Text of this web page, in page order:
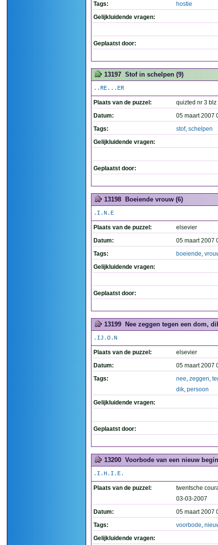
Tags:
hostie
Gelijkluidende vragen:
Geplaatst door:
13197 Stof in schelpen (9)
..RE...ER
Plaats van de puzzel:
quizted nr 3 blz
Datum:
05 maart 2007
Tags:
stof, schelpen
Gelijkluidende vragen:
Geplaatst door:
13198 Boeiende vrouw (6)
.I.N.E
Plaats van de puzzel:
elsevier
Datum:
05 maart 2007
Tags:
boeiende,
Gelijkluidende vragen:
Geplaatst door:
13199 Nee zeggen tegen een dom,
.IJ.O.N
Plaats van de puzzel:
elsevier
Datum:
05 maart 2007
Tags:
nee, zeggen,
dik, persoon
Gelijkluidende vragen:
Geplaatst door:
13200 Voorbode van een nieuw
.I.H.I.E.
Plaats van de puzzel:
twentsche
03-03-2007
Datum:
05 maart 2007
Tags:
voorbode,
Gelijkluidende vragen: